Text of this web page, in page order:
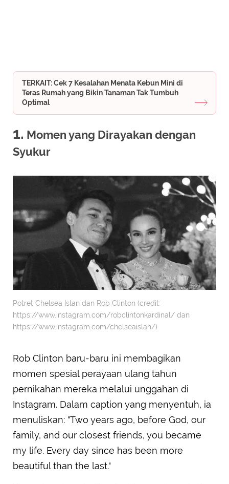
TERKAIT: Cek 7 Kesalahan Menata Kebun Mini di
Teras Rumah yang Bikin Tanaman Tak Tumbuh
Optimal
1. Momen yang Dirayakan dengan
Syukur
Potret Chelsea Islan dan Rob Clinton (credit:
https://www.instagram.com/robclintonkardinal/ dan
https://www.instagram.com/chelseaislan/)
Rob Clinton baru-baru ini membagikan
momen spesial perayaan ulang tahun
pernikahan mereka melalui unggahan di
Instagram. Dalam caption yang menyentuh, ia
menuliskan: "Two years ago, before God, our
family, and our closest friends, you became
my life. Every day since has been more
beautiful than the last."